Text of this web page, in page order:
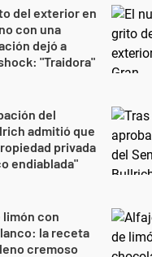
del exterior en
con una
dejó a
"Traidora"
del
admitió que
privada
endiablada"
limón con
la receta
cremoso